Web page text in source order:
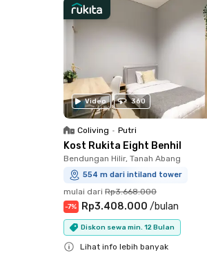
Video 360
Coliving • Putri
Kost Rukita Eight Benhil
Bendungan Hilir, Tanah Abang
554 m dari intiland tower
mulai dari Rp3.668.000
-7% Rp3.408.000 /bulan
Diskon sewa min. 12 Bulan
Lihat info lebih banyak